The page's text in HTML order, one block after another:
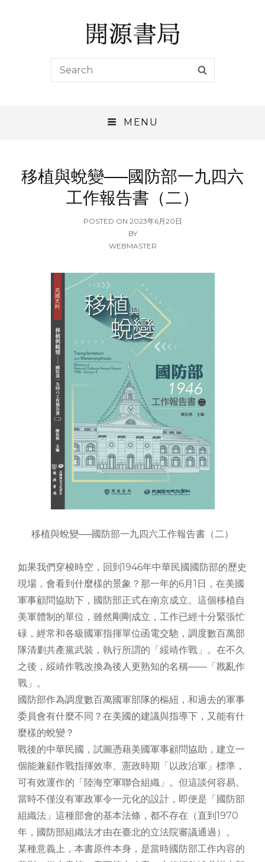
開源書局
開源書局出版有限公司
Search
for:
MENU
移植與蛻變──國防部一九四六
工作報告書（二）
POSTED ON POSTED
ON
2023年6月20日
BY
WEBMASTER
移植與蛻變──國防部一九四六工作報告書（二）
如果我們穿梭時空，回到1946年中華民國國防部的歷史
現場，會看到什麼樣的景象？那一年的6月1日，在美國
軍事顧問協助下，國防部正式在南京成立。這個移植自
美軍體制的單位，雖然剛剛成立，工作已經十分緊張忙
碌，經常和各級國軍指揮單位函電交馳，調度數百萬部
隊清剿共產黨武裝，執行所謂的「綏靖作戰」。在不久
之後，綏靖作戰改換為後人更熟知的名稱――「戡亂作
戰」。
國防部作為調度數百萬國軍部隊的樞紐，和過去的軍事
委員會有什麼不同？在美國的建議與指導下，又能有什
麼樣的蛻變？
戰後的中華民國，試圖憑藉美國軍事顧問協助，建立一
個能兼顧作戰指揮效率、憲政時期「以政治軍」標準，
可有效運作的「陸海空軍聯合組織」。但這談何容易。
當時不僅沒有軍政軍令一元化的設計，即便是「國防部
組織法」這種部會的基本法條，都不存在（直到1970
年，國防部組織法才由在臺北的立法院審議通過）。
某種意義上，本書原件本身，是當時國防部工作內容的